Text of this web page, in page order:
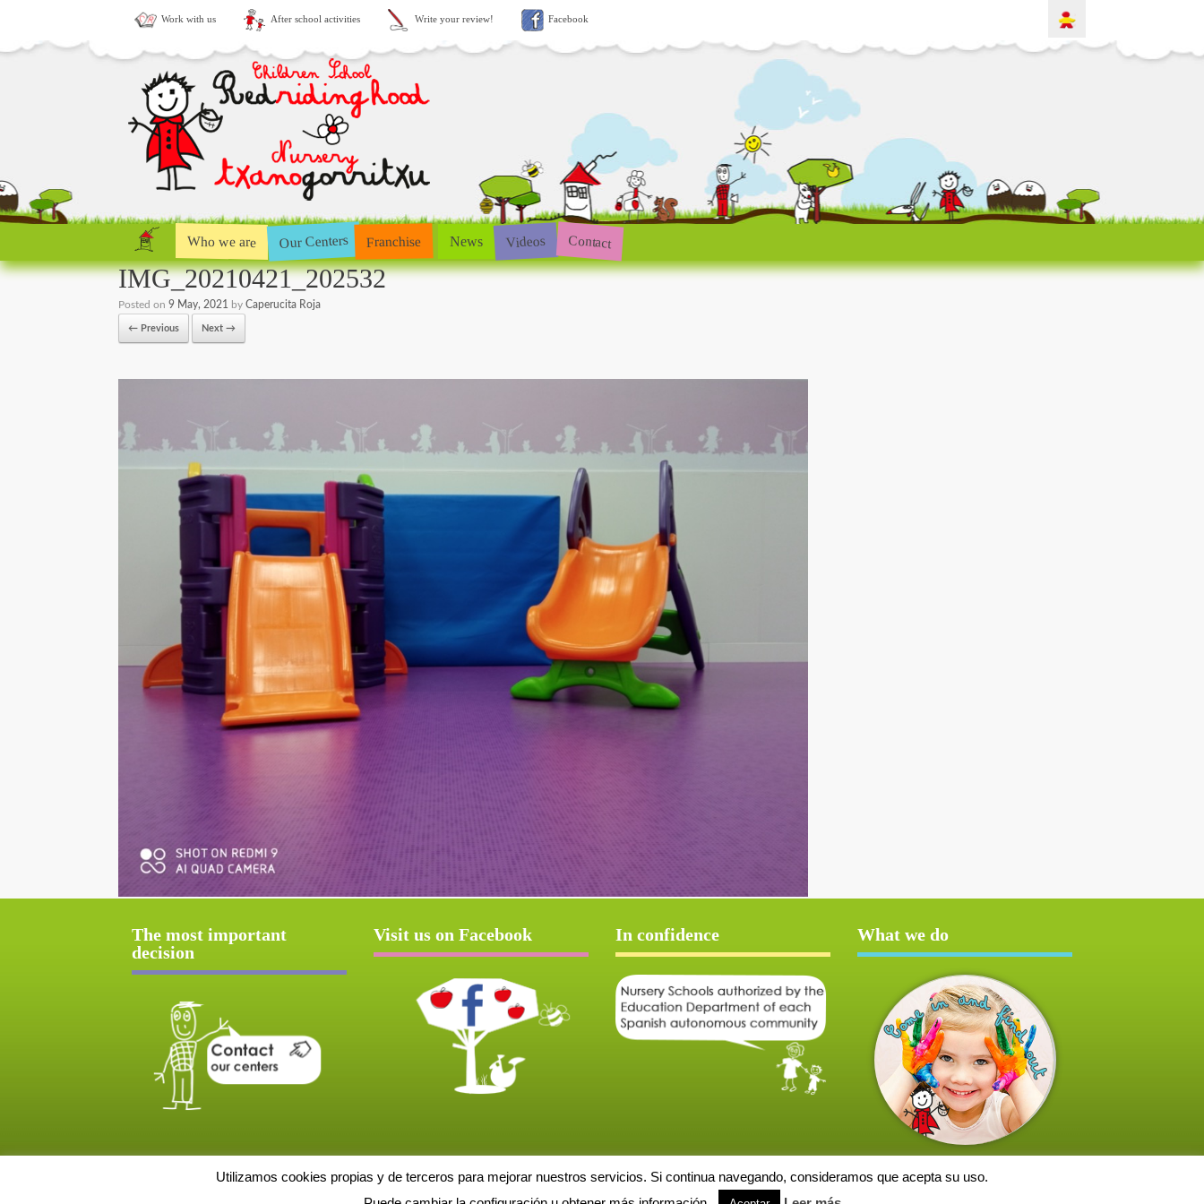
Work with us After school activities Write your review! Facebook
Who we are Our Centers Franchise News Videos Contact
IMG_20210421_202532
Posted on 9 May, 2021 by Caperucita Roja
← Previous Next →
The most important
decision
Visit us on Facebook In confidence What we do
Utilizamos cookies propias y de terceros para mejorar nuestros servicios. Si continua navegando, consideramos que acepta su uso.
Aviso Legal Política de cookies Protección de datos Solicitud de baja